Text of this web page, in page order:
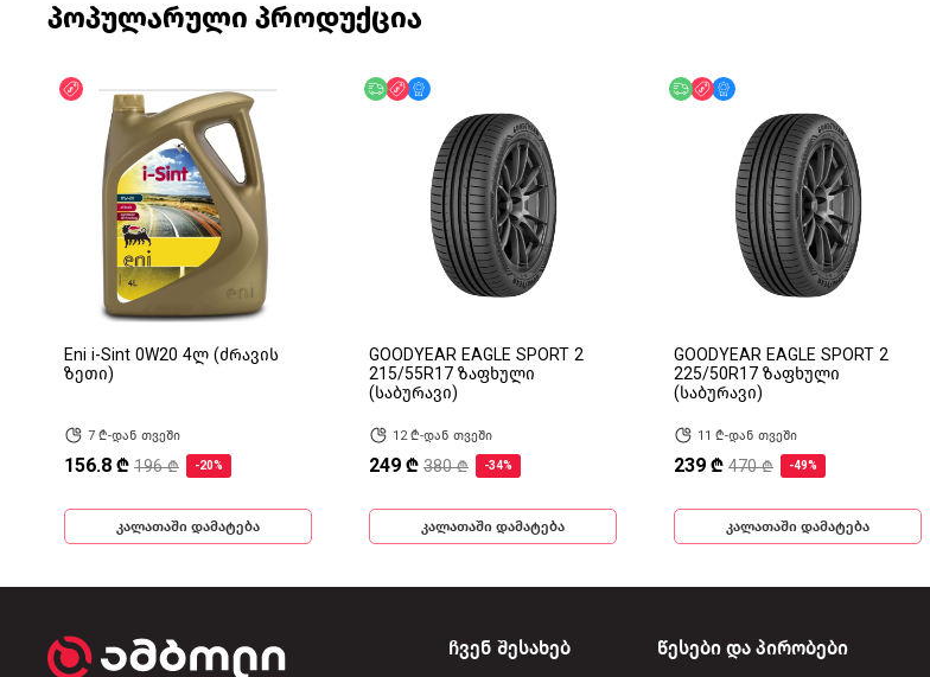
პოპულარული პროდუქცია
ფასდაკლება
Eni i-Sint 0W20 4ლ (ძრავის
ზეთი)
7 ₾-დან თვეში
156.8 ₾ 196 ₾ -20%
კალათაში დამატება
უფასო მიწოდება
ფასდაკლება
GOODYEAR EAGLE SPORT 2
215/55R17 ზაფხული
(საბურავი)
12 ₾-დან თვეში
249 ₾ 380 ₾ -34%
კალათაში დამატება
უფასო მიწოდება
ფასდაკლება
GOODYEAR EAGLE SPORT 2
225/50R17 ზაფხული
(საბურავი)
11 ₾-დან თვეში
239 ₾ 470 ₾ -49%
კალათაში დამატება
ჩვენ შესახებ წესები და პირობები